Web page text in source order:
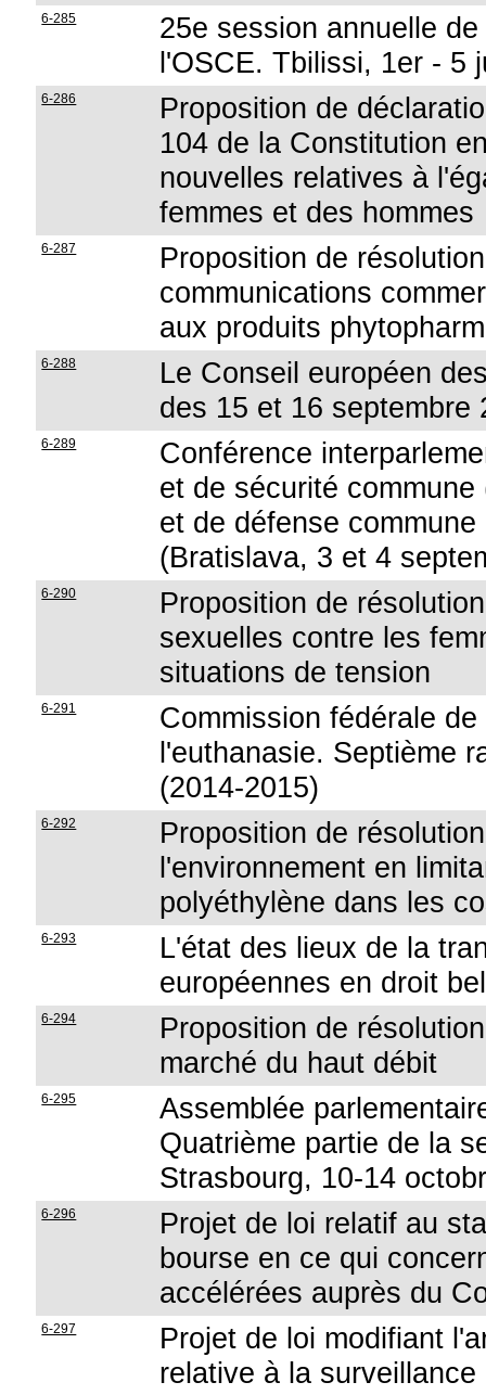
6-285
25e session annuelle
l'OSCE. Tbilissi, 1er - 5
6-286
Proposition de
104 de la Constitution
nouvelles relatives à
femmes et des hommes
6-287
Proposition de
communications
aux produits
6-288
Le Conseil européen
des 15 et 16 septembre
6-289
Conférence
et de sécurité
et de défense commune
(Bratislava, 3 et 4
6-290
Proposition de
sexuelles contre les
situations de tension
6-291
Commission fédérale
l'euthanasie. Septième
(2014-2015)
6-292
Proposition de
l'environnement en
polyéthylène dans les
6-293
L'état des lieux de la
européennes en droit
6-294
Proposition de
marché du haut débit
6-295
Assemblée
Quatrième partie de la
Strasbourg, 10-14
6-296
Projet de loi relatif au
bourse en ce qui
accélérées auprès du
6-297
Projet de loi modifiant
relative à la